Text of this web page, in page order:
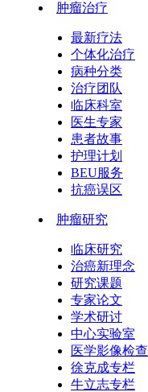
肿瘤治疗
最新疗法
个体化治疗
病种分类
治疗团队
临床科室
医生专家
患者故事
护理计划
BEU服务
抗癌误区
肿瘤研究
临床研究
治癌新理念
研究课题
专家论文
学术研讨
中心实验室
医学影像检查
徐克成专栏
牛立志专栏